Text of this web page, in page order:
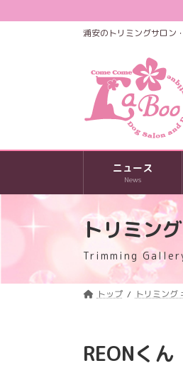
ン
ビ
浦安のトリミングサロン
ニュース
News
トリミン
Trimming
トップ トリミング
REONく